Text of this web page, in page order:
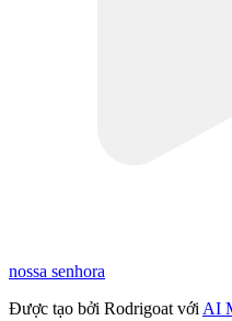
nossa senhora
Được tạo bởi Rodrigoat với AI